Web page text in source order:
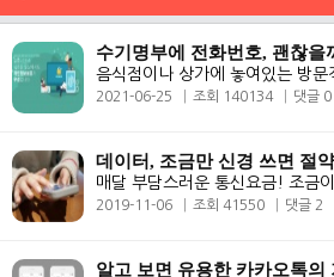
수기명부에 전화번호, 괜찮을
2021-06-25 조회 140134 댓글 0
데이터, 조금만 신경 쓰면 절
2019-11-06 조회 41550 댓글 2
알고 보면 유용한 카카오톡의